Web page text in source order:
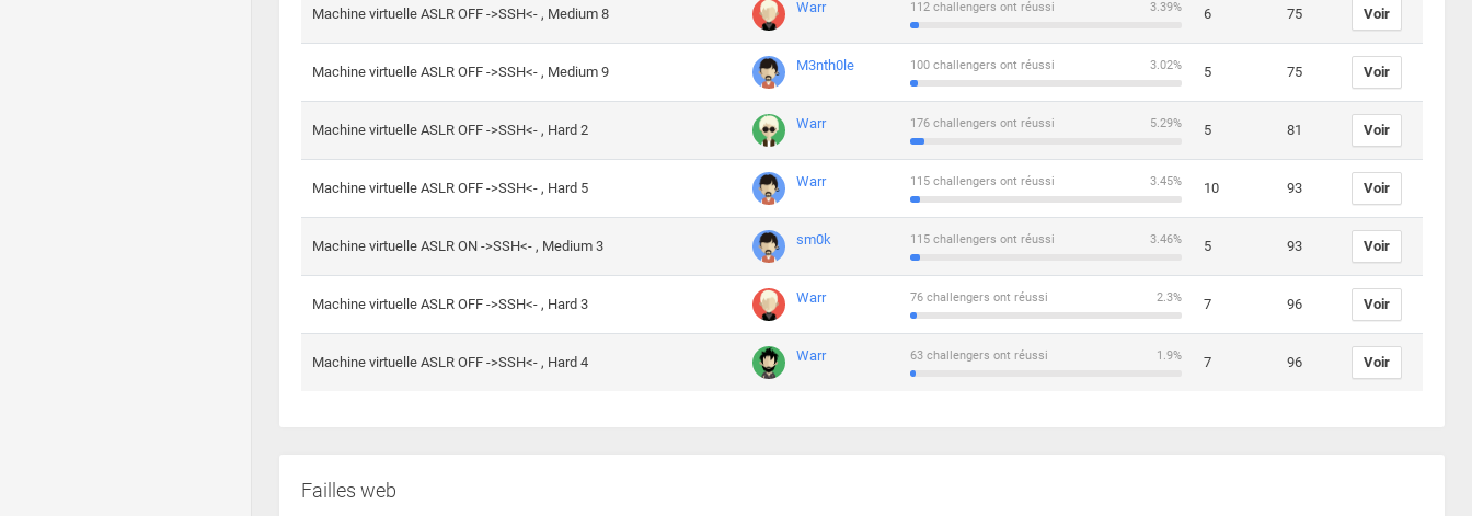
Machine virtuelle ASLR OFF ->SSH<- , Medium 8 Warr 3.39%
112 challengers ont réussi 6 75 Voir
Machine virtuelle ASLR OFF ->SSH<- , Medium 9 M3nth0le 3.02%
100 challengers ont réussi 5 75 Voir
Machine virtuelle ASLR OFF ->SSH<- , Hard 2 Warr 5.29%
176 challengers ont réussi 5 81 Voir
Machine virtuelle ASLR OFF ->SSH<- , Hard 5 Warr 3.45%
115 challengers ont réussi 10 93 Voir
Machine virtuelle ASLR ON ->SSH<- , Medium 3 sm0k 3.46%
115 challengers ont réussi 5 93 Voir
Machine virtuelle ASLR OFF ->SSH<- , Hard 3 Warr 2.3%
76 challengers ont réussi 7 96 Voir
Machine virtuelle ASLR OFF ->SSH<- , Hard 4 Warr 1.9%
63 challengers ont réussi 7 96 Voir
Failles web